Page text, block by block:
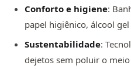
Conforto e higiene:
papel higiênico, álcool gel
Sustentabilidade:
dejetos sem poluir o